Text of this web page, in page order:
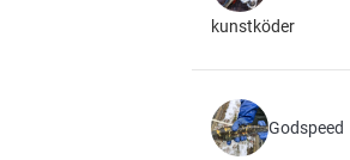
kunstköder
Godspeed